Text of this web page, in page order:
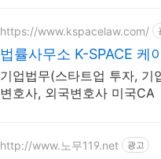
https://www.kspacelaw.com/
법률사무소 K-SPACE 케
기업법무(스타트업 투자,
변호사, 외국변호사 미국CA
http://www.노무119.net 광고